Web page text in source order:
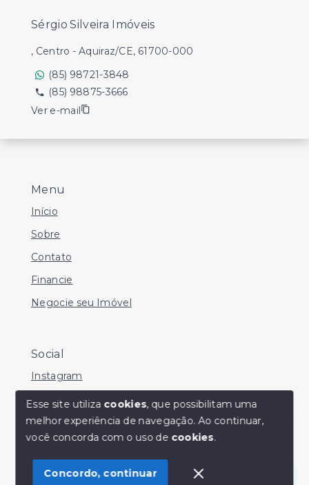
Olá! Estamos disponíveis para te ajudar.
Menu
Início
Sobre
Contato
Financie
Negocie seu Imóvel
Social
Instagram
Facebook
Youtube
© Copyright 2026 - Sérgio Silveira Imóveis - Todos os
Sérgio Silveira Imóveis
, Centro - Aquiraz/CE, 61700-000
(85) 98721-3848
(85) 98875-3666
Ver e-mail
Esse site utiliza cookies, que possibilitam uma
melhor experiência de navegação.Ao continuar,
você concorda com o uso de cookies.
Concordo, continuar